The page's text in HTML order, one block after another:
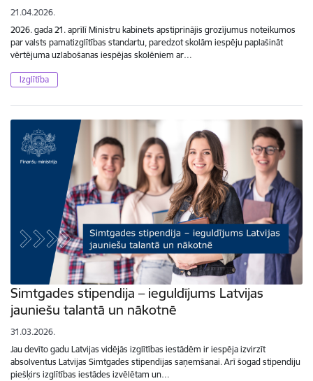
21.04.2026.
2026. gada 21. aprīlī Ministru kabinets apstiprinājis grozījumus noteikumos
par valsts pamatizglītības standartu, paredzot skolām iespēju paplašināt
vērtējuma uzlabošanas iespējas skolēniem ar…
Izglītība
Simtgades stipendija – ieguldījums Latvijas
jauniešu talantā un nākotnē
31.03.2026.
Jau devīto gadu Latvijas vidējās izglītības iestādēm ir iespēja izvirzīt
absolventus Latvijas Simtgades stipendijas saņemšanai. Arī šogad stipendiju
piešķirs izglītības iestādes izvēlētam un…